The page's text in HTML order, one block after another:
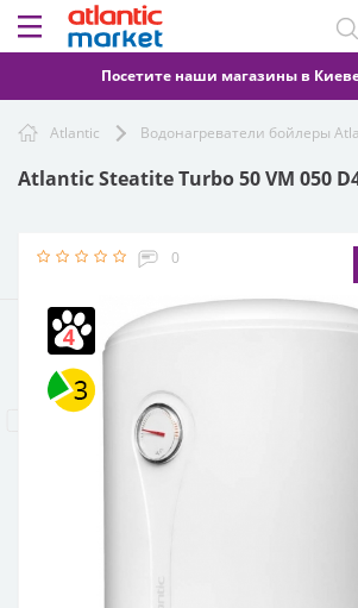
Посетите наши магазины в
Atlantic Водонагреватели бойлеры
Atlantic Steatite Turbo 50 VM 050
0